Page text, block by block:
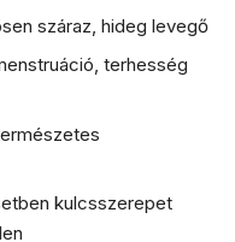
száraz, hideg levegő
terhesség
kulcsszerepet